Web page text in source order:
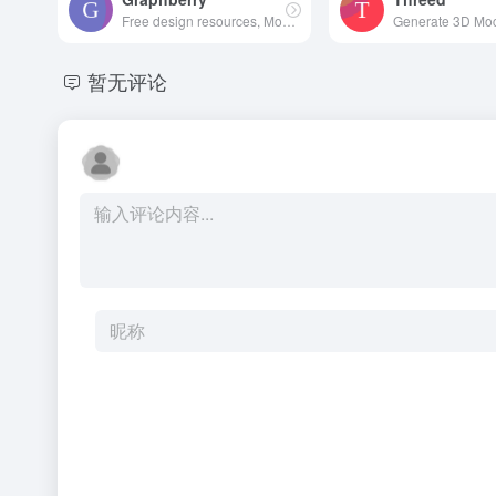
Free design resources, Mockups, PSD web templates, Icons
暂无评论